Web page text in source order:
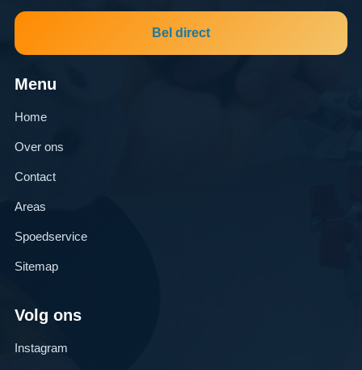
Bel direct
Menu
Home
Over ons
Contact
Areas
Spoedservice
Sitemap
Volg ons
Instagram